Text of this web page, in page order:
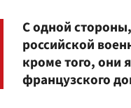
С одной
российской
кроме того, они
французского